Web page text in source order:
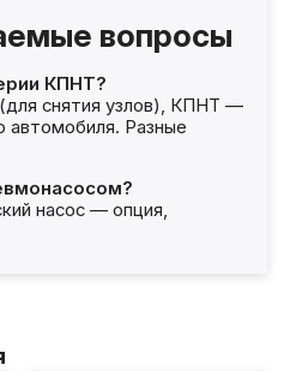
вопросы
КПНТ?
снятия узлов), КПНТ —
автомобиля. Разные
насос — опция,